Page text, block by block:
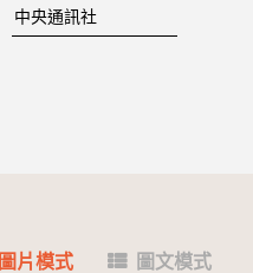
建檔單位
圖片模式 圖文模式